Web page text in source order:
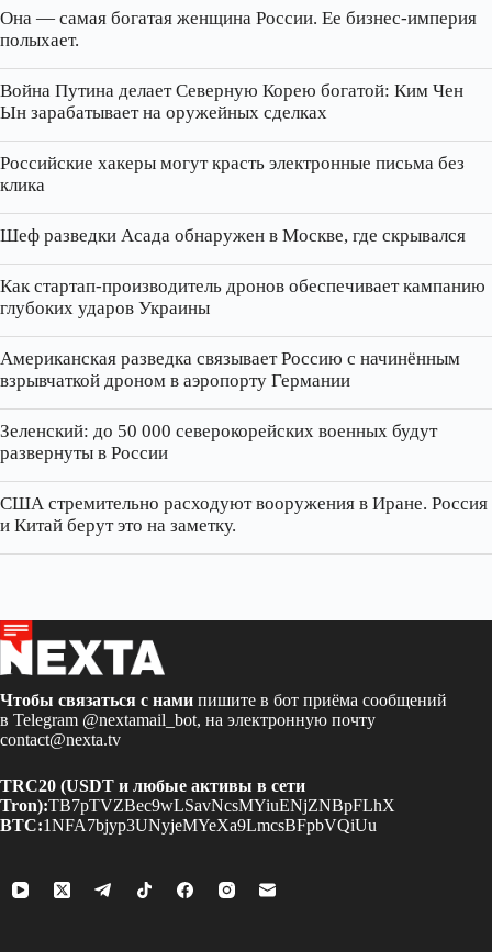
Она — самая богатая женщина России. Ее бизнес‑империя
полыхает.
Война Путина делает Северную Корею богатой: Ким Чен
Ын зарабатывает на оружейных сделках
Российские хакеры могут красть электронные письма без
клика
Шеф разведки Асада обнаружен в Москве, где скрывался
Как стартап‑производитель дронов обеспечивает кампанию
глубоких ударов Украины
Американская разведка связывает Россию с начинённым
взрывчаткой дроном в аэропорту Германии
Зеленский: до 50 000 северокорейских военных будут
развернуты в России
США стремительно расходуют вооружения в Иране. Россия
и Китай берут это на заметку.
Чтобы связаться с нами пишите в бот приёма сообщений
в Telegram @nextamail_bot, на электронную почту
contact@nexta.tv
TRC20 (USDT и любые активы в сети
Tron):TB7pTVZBec9wLSavNcsMYiuENjZNBpFLhX
BTC:1NFA7bjyp3UNyjeMYeXa9LmcsBFpbVQiUu